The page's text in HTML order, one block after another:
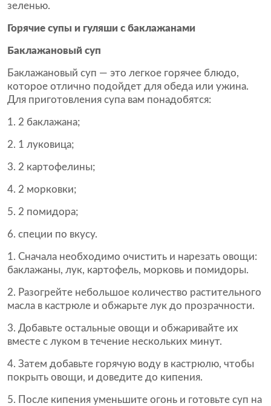
зеленью.
Горячие супы и гуляши с баклажанами
Баклажановый суп
Баклажановый суп — это легкое горячее блюдо,
которое отлично подойдет для обеда или ужина.
Для приготовления супа вам понадобятся:
2 баклажана;
1 луковица;
2 картофелины;
2 морковки;
2 помидора;
специи по вкусу.
1. Сначала необходимо очистить и нарезать овощи:
баклажаны, лук, картофель, морковь и помидоры.
2. Разогрейте небольшое количество растительного
масла в кастрюле и обжарьте лук до прозрачности.
3. Добавьте остальные овощи и обжаривайте их
вместе с луком в течение нескольких минут.
4. Затем добавьте горячую воду в кастрюлю, чтобы
покрыть овощи, и доведите до кипения.
5. После кипения уменьшите огонь и готовьте суп на